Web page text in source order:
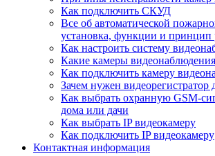
Как подключить СКУД
Все об автоматической
установка, функции и принцип
Как настроить систему
Какие камеры
Как подключить камеру
Зачем нужен видеорегистратор
Как выбрать охранную GSM-
дома или дачи
Как выбрать IP видеокамеру
Как подключить IP видеокамеру
Контактная информация